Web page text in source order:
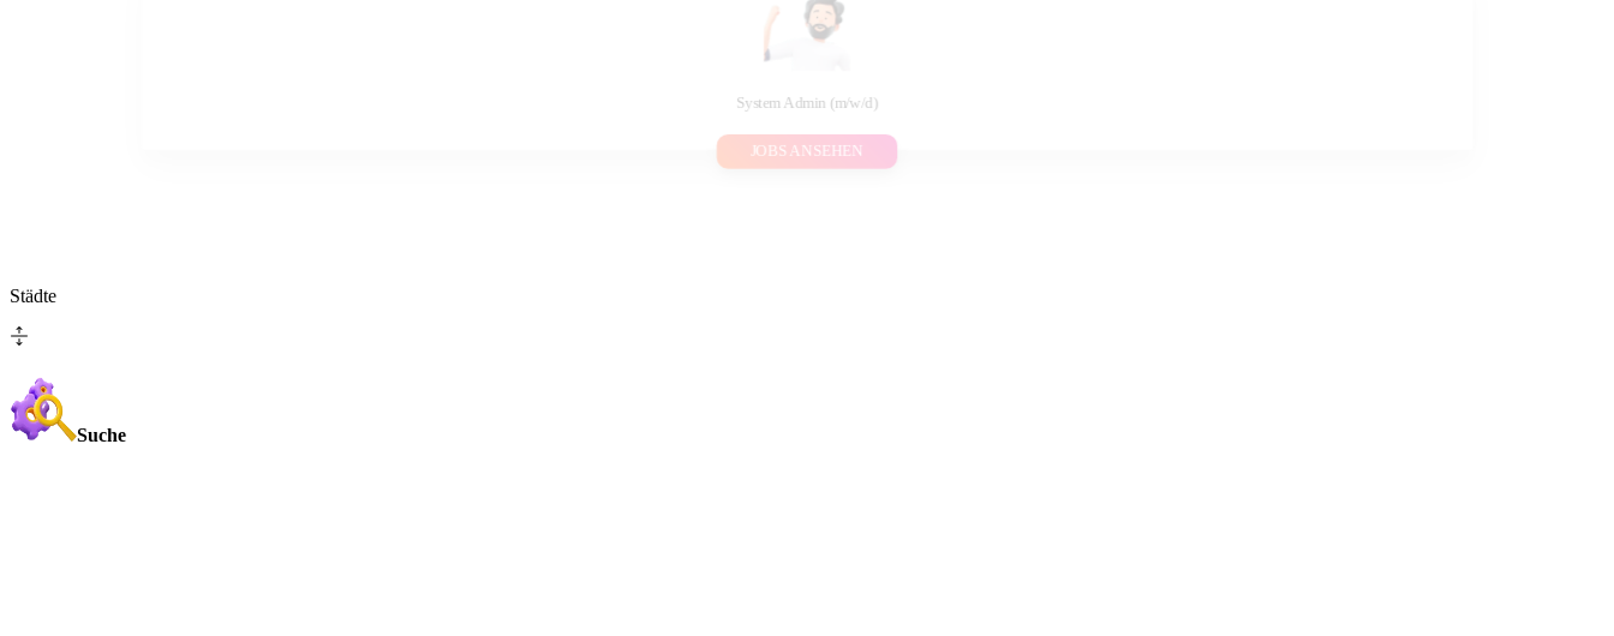
System Admin (m/w/d)
JOBS ANSEHEN
Städte
Suche